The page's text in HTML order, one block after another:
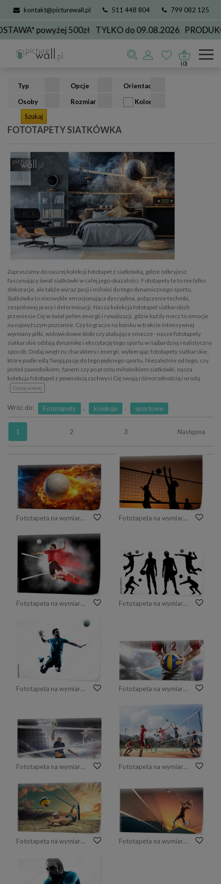
kontakt@picturewall.pl 511 448 804 799 082 125
powyżej 500zł TYLKO do 09.08.2026 PRODUKCJA
(0)
Fototapety siatkówka
Typ Opcje
Orientacja
Osoby
Rozmiar Kolor
FOTOTAPETY SIATKÓWKA
Zapraszamy do naszej kolekcji fototapet z siatkówką, gdzie odkryjesz
fascynujący świat siatkówki w całej jego okazałości. Fototapety te to nie tylko
dekoracje, ale także wyraz pasji i miłości do tego dynamicznego sportu.
Siatkówka to niezwykle emocjonująca dyscyplina, połączenie techniki,
zespołowej pracy i determinacji. Nasza kolekcja fototapet siatkarskich
przeniesie Cię w świat pełen energii i rywalizacji, gdzie każdy mecz to emocje
na najwyższym poziomie. Czy to gracze na boisku w trakcie intensywnej
wymiany piłki, widowiskowe bloki czy atakujące smecze - nasze fototapety
siatkarskie oddają dynamikę i ekscytację tego sportu w najbardziej realistyczny
sposób. Dodaj wnętrzu charakteru i energii, wybierając fototapety siatkarskie,
które podkreślą Twoją pasję do tego pięknego sportu. Niezależnie od tego, czy
jesteś zawodnikiem, fanem czy po prostu miłośnikiem siatkówki, nasza
kolekcja fototapet z pewnością zachwyci Cię swoją różnorodnością i urodą.
Czytaj więcej
Wróć do: Fototapety , kolekcje , sportowe
1 2 3 Następna
Fototapeta na wymiar dramatic, dynamic, intensity, energy, sport, A volleyball ball is depicted flying at a high speed through a fiery backdrop creating a dramatic forced perspective effect Fototapeta na wymiar Silhouette women playing beach volleyball on sunset.
Fototapeta na wymiar Volleyball player players in action Fototapeta na wymiar sylwetki siatkówki
Fototapeta na wymiar sylwetka w piłce siatkowej człowieka Fototapeta na wymiar Złożony wizerunek trzyma siatkówkę sportowiec
Fototapeta na wymiar Sportowiec pozowanie podczas gry w siatkówkę Fototapeta na wymiar Zawodowi siatkarze w akcji na boisku
Fototapeta na wymiar Plażowy siatkarz w akci przy słonecznym dniem pod niebieskim niebem. Fototapeta na wymiar Profesjonalny siatkarz w akcji o zachodzie słońca